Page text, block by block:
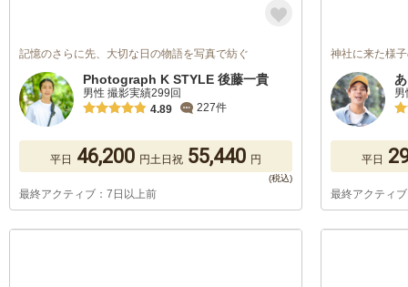
記憶のさらに先、大切な日の物語を写真で紡ぐ
Photograph K STYLE 後藤一貴
男性 撮影実績299回
4.89
227件
平日 46,200 円土日祝 55,440 円
最終アクティブ：7日以上前
神社に来た様
平日
最終アクティ